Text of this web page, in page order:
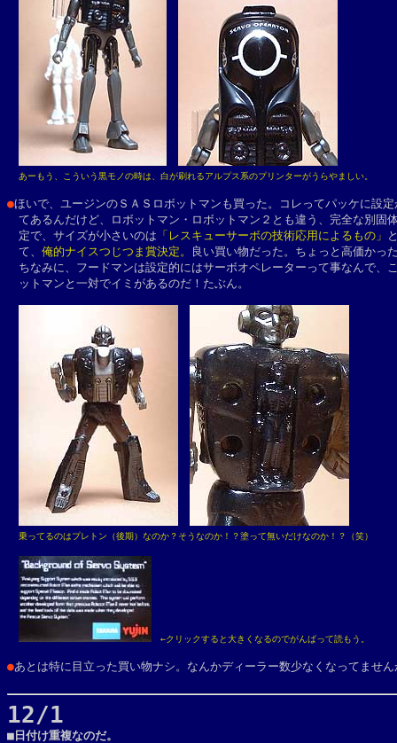
あーもう、こういう黒モノの時は、白が刷れるアルプス系のプリンターがうらやましい。
●ほいで、ユージンのＳＡＳロボットマンも買った。コレってパッケに設定
てあるんだけど、ロボットマン・ロボットマン２とも違う、完全な別固
定で、サイズが小さいのは 「レスキューサーボの技術応用によるもの」
て、 俺的ナイスつじつま賞決定。
良い買い物だった。ちょっと高価かっ
ちなみに、フードマンは設定的にはサーボオペレーターって事なんで、
ットマンと一対でイミがあるのだ！たぶん。
乗ってるのはプレトン（後期）なのか？そうなのか！？塗って無いだけなのか！？（笑）
←クリックすると大きくなるのでがんばって読もう。
●あとは特に目立った買い物ナシ。なんかディーラー数少なくなってません
12/1
■日付け重複なのだ。